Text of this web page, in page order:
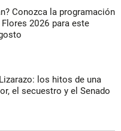
Conozca la programación
2026 para este
los hitos de una
el secuestro y el Senado